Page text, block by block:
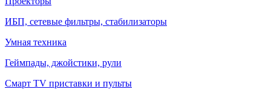
ИБП, сетевые фильтры, стабилизаторы
Умная техника
Геймпады, джойстики, рули
Смарт TV приставки и пульты